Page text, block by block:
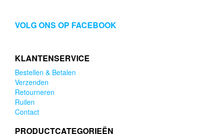
VOLG ONS OP FACEBOOK
KLANTENSERVICE
Bestellen & Betalen
Verzenden
Retourneren
Ruilen
Contact
PRODUCTCATEGORIEËN